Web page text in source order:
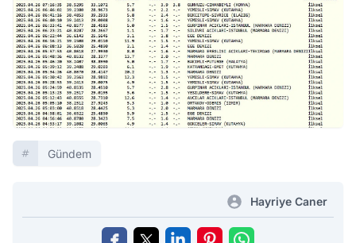
Gündem
Hayriye Caner